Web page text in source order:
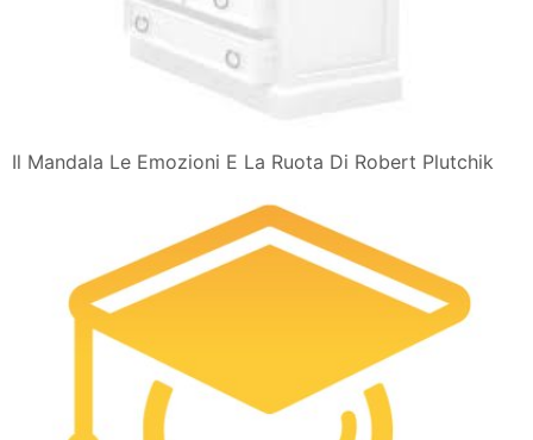
Il Mandala Le Emozioni E La Ruota Di Robert Plutchik